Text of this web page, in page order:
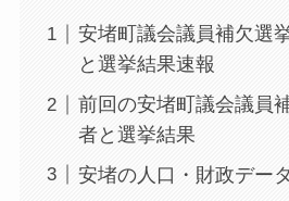
安堵町議会議員補欠選
と選挙結果速報
前回の安堵町議会議員
者と選挙結果
安堵の人口・財政データ